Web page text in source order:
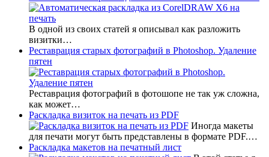
В одной из своих статей я описывал как разложить
визитки…
Реставрация старых фотографий в Photoshop. Удаление
пятен
Реставрация фотографий в фотошопе не так уж сложна,
как может…
Раскладка визиток на печать из PDF
Иногда макеты
для печати могут быть представлены в формате PDF.…
Раскладка макетов на печатный лист